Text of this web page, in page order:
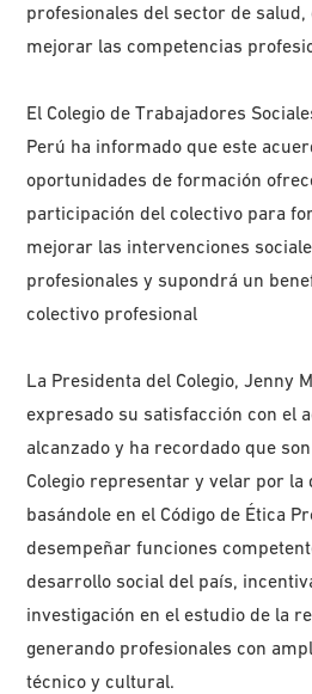
profesionales del sector de
mejorar las competencias
El Colegio de Trabajadores
Perú ha informado que este
oportunidades de formación
participación del colectivo para
mejorar las intervenciones
profesionales y supondrá un
colectivo profesional
La Presidenta del Colegio, Jenny
expresado su satisfacción con el
alcanzado y ha recordado que
Colegio representar y velar por la
basándole en el Código de Ética
desempeñar funciones
desarrollo social del país,
investigación en el estudio de la
generando profesionales con
técnico y cultural.